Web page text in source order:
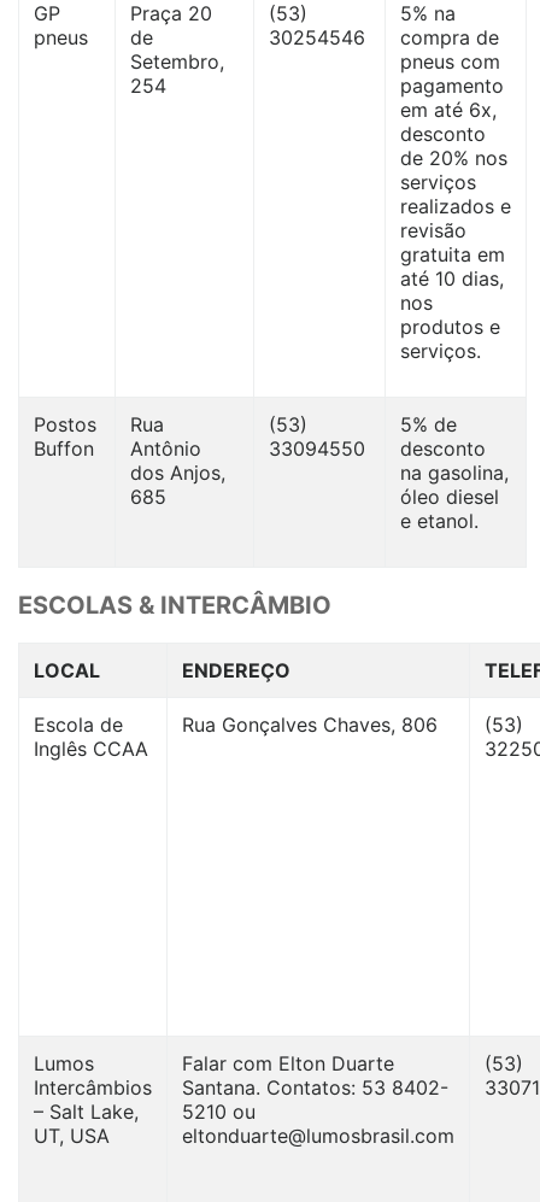
GP
pneus
Praça 20
de
Setembro,
254
(53)
30254546
5% na
compra de
pneus com
pagamento
em até 6x,
desconto
de 20% nos
serviços
realizados e
revisão
gratuita em
até 10 dias,
nos
produtos e
serviços.
Postos
Buffon
Rua
Antônio
dos Anjos,
685
(53)
33094550
5% de
desconto
na gasolina,
óleo diesel
e etanol.
ESCOLAS & INTERCÂMBIO
LOCAL ENDEREÇO
Escola de
Inglês CCAA
Rua Gonçalves Chaves, 806
(53)
Lumos
Intercâmbios
– Salt Lake,
UT, USA
Falar com Elton Duarte
Santana. Contatos: 53 8402-
5210 ou
eltonduarte@lumosbrasil.com
(53)